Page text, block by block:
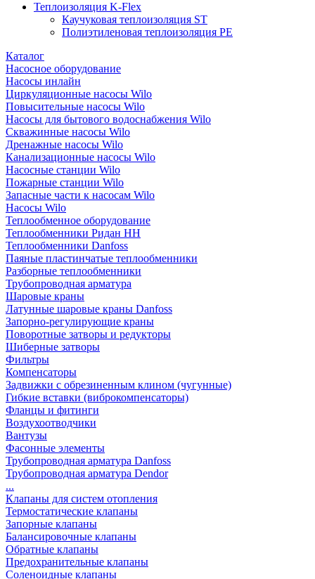
Теплоизоляция K-Flex
Каучуковая теплоизоляция ST
Полиэтиленовая теплоизоляция PE
Каталог
Насосное оборудование
Насосы инлайн
Циркуляционные насосы Wilo
Повысительные насосы Wilo
Насосы для бытового водоснабжения Wilo
Скважинные насосы Wilo
Дренажные насосы Wilo
Канализационные насосы Wilo
Насосные станции Wilo
Пожарные станции Wilo
Запасные части к насосам Wilo
Насосы Wilo
Теплообменное оборудование
Теплообменники Ридан НН
Теплообменники Danfoss
Паяные пластинчатые теплообменники
Разборные теплообменники
Трубопроводная арматура
Шаровые краны
Латунные шаровые краны Danfoss
Запорно-регулирующие краны
Поворотные затворы и редукторы
Шиберные затворы
Фильтры
Компенсаторы
Задвижки с обрезиненным клином (чугунные)
Гибкие вставки (виброкомпенсаторы)
Фланцы и фитинги
Воздухоотводчики
Вантузы
Фасонные элементы
Трубопроводная арматура Danfoss
Трубопроводная арматура Dendor
...
Клапаны для систем отопления
Термостатические клапаны
Запорные клапаны
Балансировочные клапаны
Обратные клапаны
Предохранительные клапаны
Соленоидные клапаны